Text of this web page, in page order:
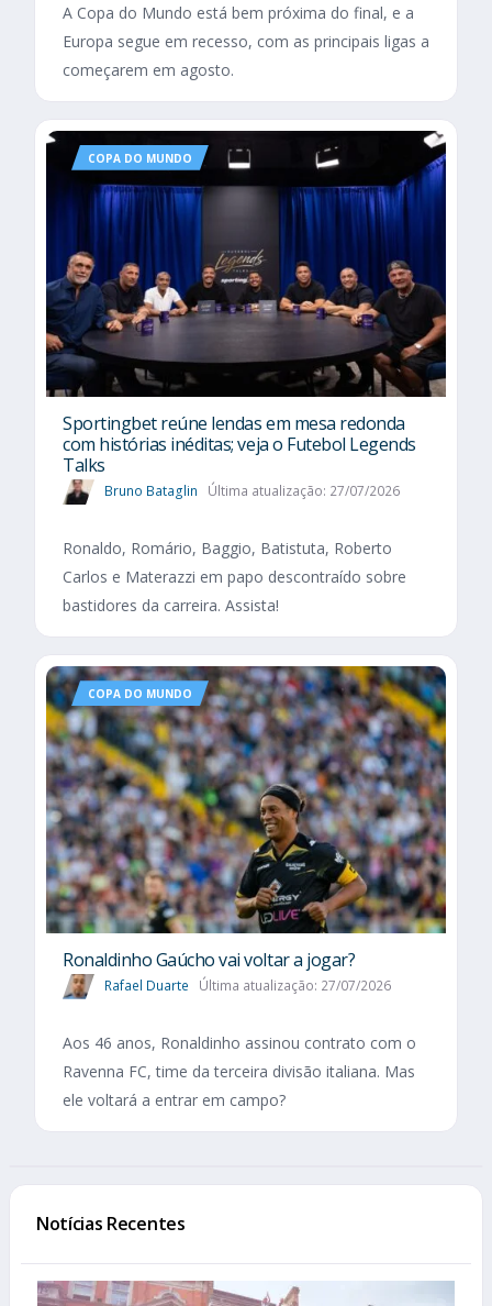
A Copa do Mundo está bem próxima do final, e a
Europa segue em recesso, com as principais ligas a
começarem em agosto.
COPA DO MUNDO
Sportingbet reúne lendas em mesa redonda
com histórias inéditas; veja o Futebol Legends
Talks
Bruno Bataglin Última atualização: 27/07/2026
Ronaldo, Romário, Baggio, Batistuta, Roberto
Carlos e Materazzi em papo descontraído sobre
bastidores da carreira. Assista!
COPA DO MUNDO
Ronaldinho Gaúcho vai voltar a jogar?
Rafael Duarte Última atualização: 27/07/2026
Aos 46 anos, Ronaldinho assinou contrato com o
Ravenna FC, time da terceira divisão italiana. Mas
ele voltará a entrar em campo?
Notícias Recentes